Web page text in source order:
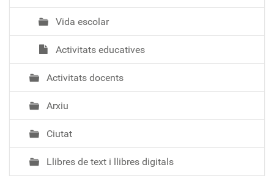
Vida escolar
Activitats educatives
Activitats docents
Arxiu
Ciutat
Llibres de text i llibres digitals